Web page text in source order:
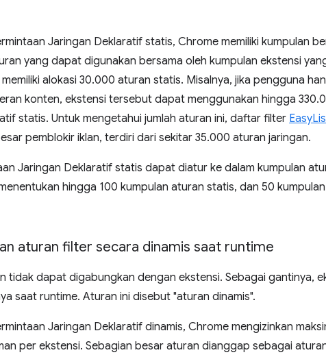
Jaringan Deklaratif statis, Chrome memiliki kumpulan
yang dapat digunakan bersama oleh kumpulan ekstensi
alokasi 30.000 aturan statis. Misalnya, jika pengguna
konten, ekstensi tersebut dapat menggunakan hingga
statis. Untuk mengetahui jumlah aturan ini, daftar filter
pemblokir iklan, terdiri dari sekitar 35.000 aturan jaringan.
Jaringan Deklaratif statis dapat diatur ke dalam kumpulan
hingga 100 kumpulan aturan statis, dan 50
aturan filter secara dinamis saat runtime
tidak dapat digabungkan dengan ekstensi. Sebagai gantinya,
saat runtime. Aturan ini disebut "aturan dinamis".
Jaringan Deklaratif dinamis, Chrome mengizinkan
per ekstensi. Sebagian besar aturan dianggap sebagai